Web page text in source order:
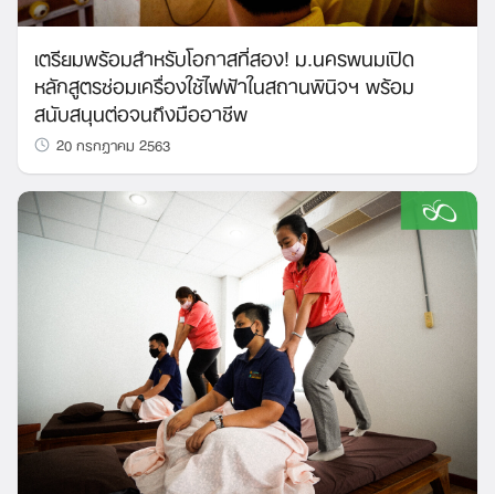
Search
for:
เตรียมพร้อมสำหรับโอกาสที่สอง! ม.นครพนมเปิด
หลักสูตรซ่อมเครื่องใช้ไฟฟ้าในสถานพินิจฯ พร้อม
สนับสนุนต่อจนถึงมืออาชีพ
20 กรกฎาคม 2563